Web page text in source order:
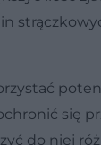
się
do niej